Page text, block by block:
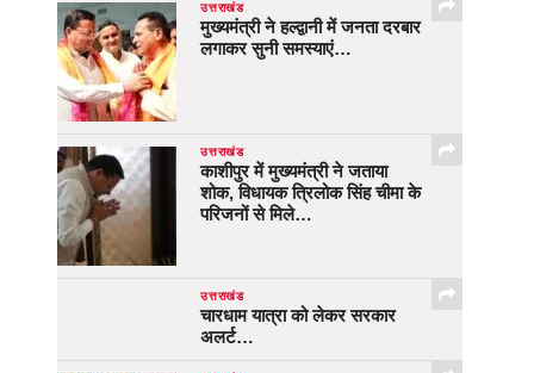
उत्तराखंड
मुख्यमंत्री ने हल्द्वानी में जनता दरबार
लगाकर सुनी समस्याएं…
उत्तराखंड
काशीपुर में मुख्यमंत्री ने जताया
शोक, विधायक त्रिलोक सिंह चीमा के
परिजनों से मिले…
उत्तराखंड
चारधाम यात्रा को लेकर सरकार
अलर्ट…